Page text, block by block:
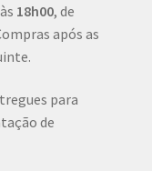
às 18h00, de
após as
para
de